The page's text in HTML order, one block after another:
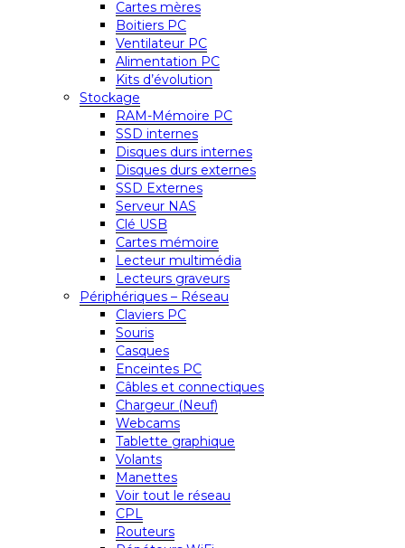
Cartes mères
Boitiers PC
Ventilateur PC
Alimentation PC
Kits d’évolution
Stockage
RAM-Mémoire PC
SSD internes
Disques durs internes
Disques durs externes
SSD Externes
Serveur NAS
Clé USB
Cartes mémoire
Lecteur multimédia
Lecteurs graveurs
Périphériques – Réseau
Claviers PC
Souris
Casques
Enceintes PC
Câbles et connectiques
Chargeur (Neuf)
Webcams
Tablette graphique
Volants
Manettes
Voir tout le réseau
CPL
Routeurs